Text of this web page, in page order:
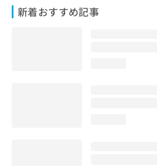
新着おすすめ記事
お
問